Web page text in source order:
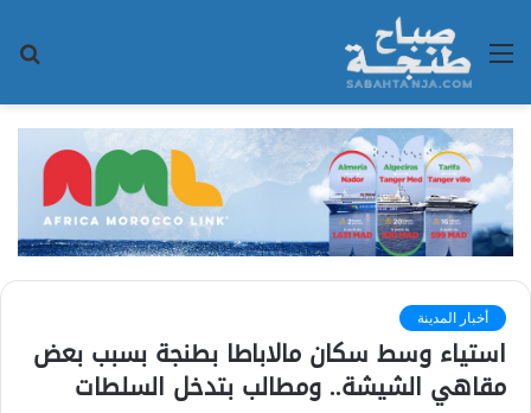
القائمة
أخبار المدينة
استياء وسط سكان مالاباطا بطنجة بسبب بعض
مقاهي الشيشة.. ومطالب بتدخل السلطات